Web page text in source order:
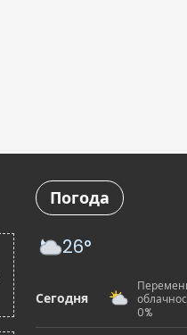
Погода
26°
Сегодня
0%